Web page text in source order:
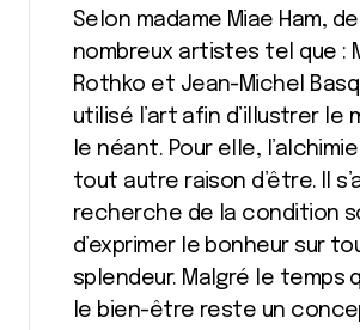
Selon madame Miae Ham, de
nombreux artistes tel que :
Rothko et Jean-Michel
utilisé l’art afin d’illustrer le
le néant. Pour elle,
tout autre raison d’être. Il
recherche de la condition
d’exprimer le bonheur sur
splendeur. Malgré le temps
le bien-être reste un